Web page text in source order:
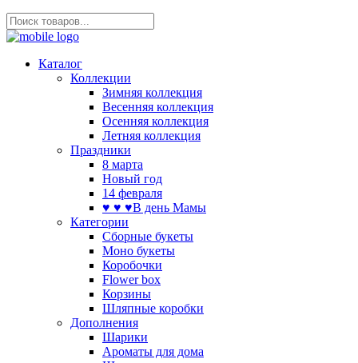
Каталог
Коллекции
Зимняя коллекция
Весенняя коллекция
Осенняя коллекция
Летняя коллекция
Праздники
8 марта
Новый год
14 февраля
♥ ♥ ♥В день Мамы
Категории
Сборные букеты
Моно букеты
Коробочки
Flower box
Корзины
Шляпные коробки
Дополнения
Шарики
Ароматы для дома